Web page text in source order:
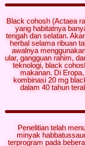
Black cohosh (Actaea
yang habitatnya
tengah dan selatan.
herbal selama ribuan
awalnya
ular, gangguan rahim,
teknologi, black
makanan. Di
kombinasi 20 mg
dalam 40 tahun
Penelitian telah
minyak
terprogram pada